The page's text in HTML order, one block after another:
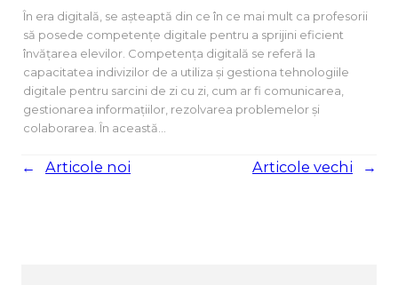
În era digitală, se așteaptă din ce în ce mai mult ca profesorii
să posede competențe digitale pentru a sprijini eficient
învățarea elevilor. Competența digitală se referă la
capacitatea indivizilor de a utiliza și gestiona tehnologiile
digitale pentru sarcini de zi cu zi, cum ar fi comunicarea,
gestionarea informațiilor, rezolvarea problemelor și
colaborarea. În această…
← Articole noi Articole vechi →